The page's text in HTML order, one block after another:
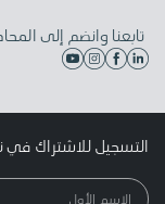
تابعنا وانضم إلى
التسجيل للاشتراك في